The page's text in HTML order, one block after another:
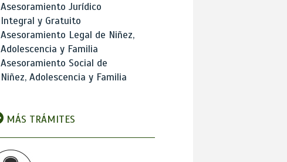
Asesoramiento Jurídico
Integral y Gratuito
Asesoramiento Legal de Niñez,
Adolescencia y Familia
Asesoramiento Social de
Niñez, Adolescencia y Familia
MÁS TRÁMITES